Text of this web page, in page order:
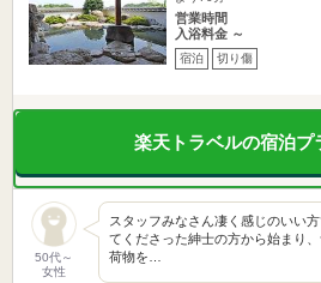
営業時間
入浴料金 ～
宿泊 切り傷
楽天トラベルの宿泊プ
50代～
女性
スタッフみなさん凄く感じのいい
てくださった紳士の方から始まり
荷物を…